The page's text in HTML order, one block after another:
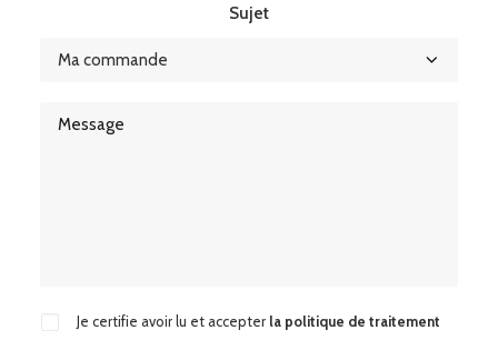
Sujet
Je certifie avoir lu et accepter la politique de traitement